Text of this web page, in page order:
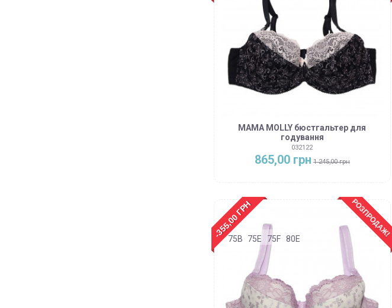
MAMA MOLLY бюстгальтер для
годування
032122
865,00 грн 1 245,00 грн
РОЗПРОДАЖ!
-355,00 ГРН
75B 75E 75F 80E